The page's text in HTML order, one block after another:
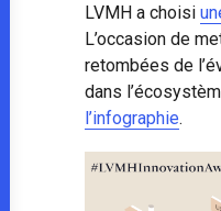
LVMH a choisi
L’occasion de
retombées de
dans
l’infographie.